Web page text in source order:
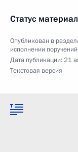
Статус
Опубликован в
исполнении
Дата публикации:21
Текстовая версия